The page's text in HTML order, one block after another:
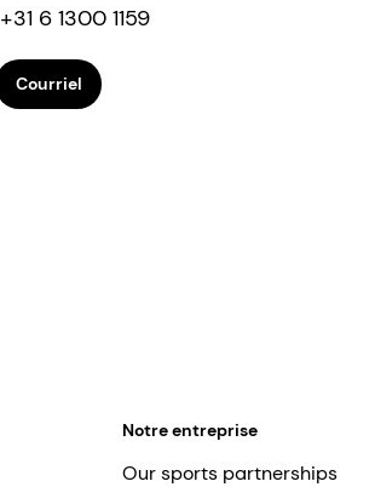
+31 6 1300 1159
Courriel
Notre entreprise
Our sports partnerships